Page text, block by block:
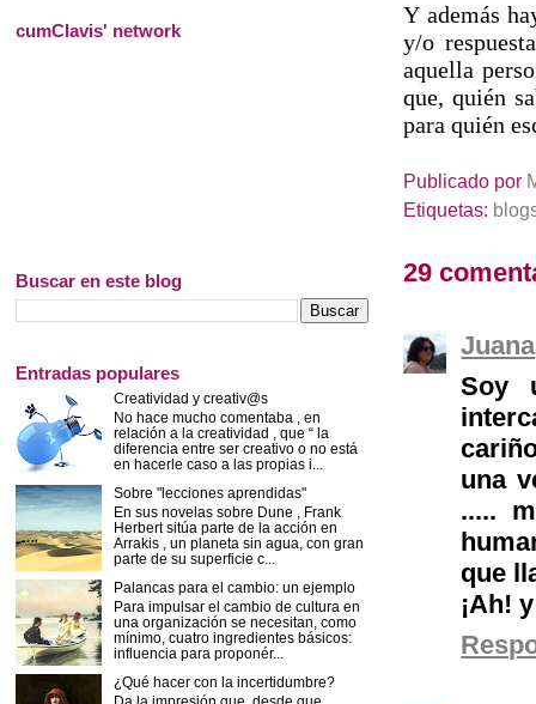
Y además
y/o
aquella
que, quién
para quién
Publicado por
Etiquetas:
29
Juana
Soy
una
.....
que
¡Ah!
cumClavis' network
Buscar en este blog
Entradas populares
Creatividad y creativ@s
No hace mucho comentaba , en
relación a la creatividad , que “ la
diferencia entre ser creativo o no está
en hacerle caso a las propias i...
Sobre "lecciones aprendidas"
En sus novelas sobre Dune , Frank
Herbert sitúa parte de la acción en
Arrakis , un planeta sin agua, con gran
parte de su superficie c...
Palancas para el cambio: un ejemplo
Para impulsar el cambio de cultura en
una organización se necesitan, como
mínimo, cuatro ingredientes básicos:
influencia para proponér...
¿Qué hacer con la incertidumbre?
Da la impresión que, desde que